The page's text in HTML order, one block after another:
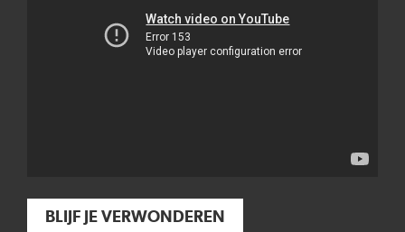
BLIJF JE VERWONDEREN